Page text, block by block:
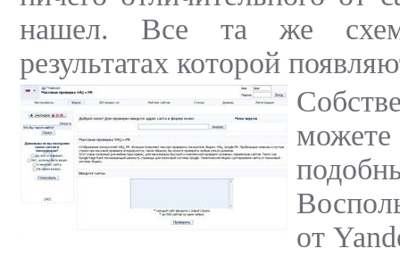
нашел. Все та же
результатах которой
от